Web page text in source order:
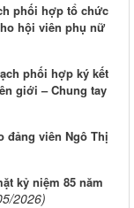
phối hợp tổ chức
hội viên phụ nữ
phối hợp ký kết
giới – Chung tay
đảng viên Ngô Thị
kỷ niệm 85 năm
2026)